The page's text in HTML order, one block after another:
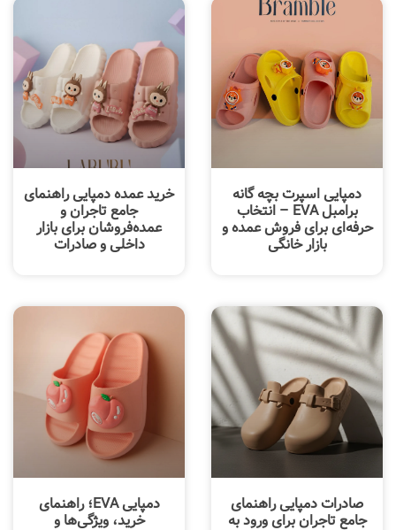
دمپایی اسپرت بچه گانه
برامبل EVA – انتخاب
حرفه‌ای برای فروش عمده و
بازار خانگی
خرید عمده دمپایی راهنمای
جامع تاجران و
عمده‌فروشان برای بازار
داخلی و صادرات
صادرات دمپایی راهنمای
جامع تاجران برای ورود به
دمپایی EVA؛ راهنمای
خرید، ویژگی‌ها و